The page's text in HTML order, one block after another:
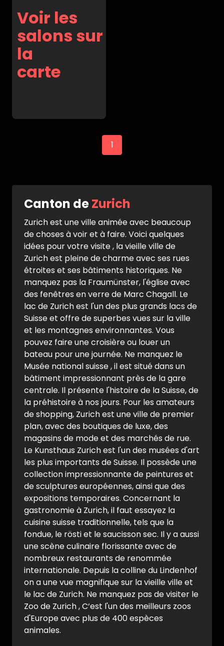
Voir les
salons sur
la
carte
1
Canton deZurich
Zurich est une ville animée avec beaucoup
de choses à voir et à faire. Voici quelques
idées pour votre visite , la vieille ville de
Zurich est pleine de charme avec ses rues
étroites et ses bâtiments historiques. Ne
manquez pas la Fraumünster, l'église avec
des fenêtres en verre de Marc Chagall. Le
lac de Zurich est l'un des plus grands lacs de
Suisse et offre de superbes vues sur la ville
et les montagnes environnantes. Vous
pouvez faire une croisière ou louer un
bateau pour une journée. Ne manquez le
Musée national suisse , il est situé dans un
bâtiment impressionnant près de la gare
centrale. Il présente l'histoire de la Suisse, de
la préhistoire à nos jours. Pour les amateurs
de shopping, Zurich est une ville de premier
plan, avec des boutiques de luxe, des
magasins de mode et des marchés de rue.
Le Kunsthaus Zurich est l'un des musées d'art
les plus importants de Suisse. Il possède une
collection impressionnante de peintures et
de sculptures européennes, ainsi que des
expositions temporaires. Concernant la
gastronomie à Zurich, il faut essayez la
cuisine suisse traditionnelle, tels que la
fondue, le rösti et le saucisson sec. Il y a aussi
une scène culinaire florissante avec de
nombreux restaurants de renommée
internationale. Depuis la colline du Lindenhof
on a une vue magnifique sur la vieille ville et
le lac de Zurich. Ne manquez pas de visiter le
Zoo de Zurich , C‘est l'un des meilleurs zoos
d'Europe avec plus de 400 espèces
animales.